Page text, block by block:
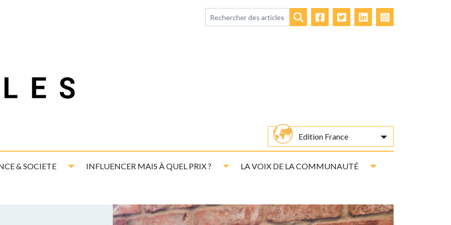
& SOCIETE Toggle Dropdown
INFLUENCER MAIS À QUEL PRIX ? Toggle Dropdown
LA VOIX DE LA COMMUNAUTÉ Toggle Dropdown
FacebookTwitterLinkedIn
Edition France